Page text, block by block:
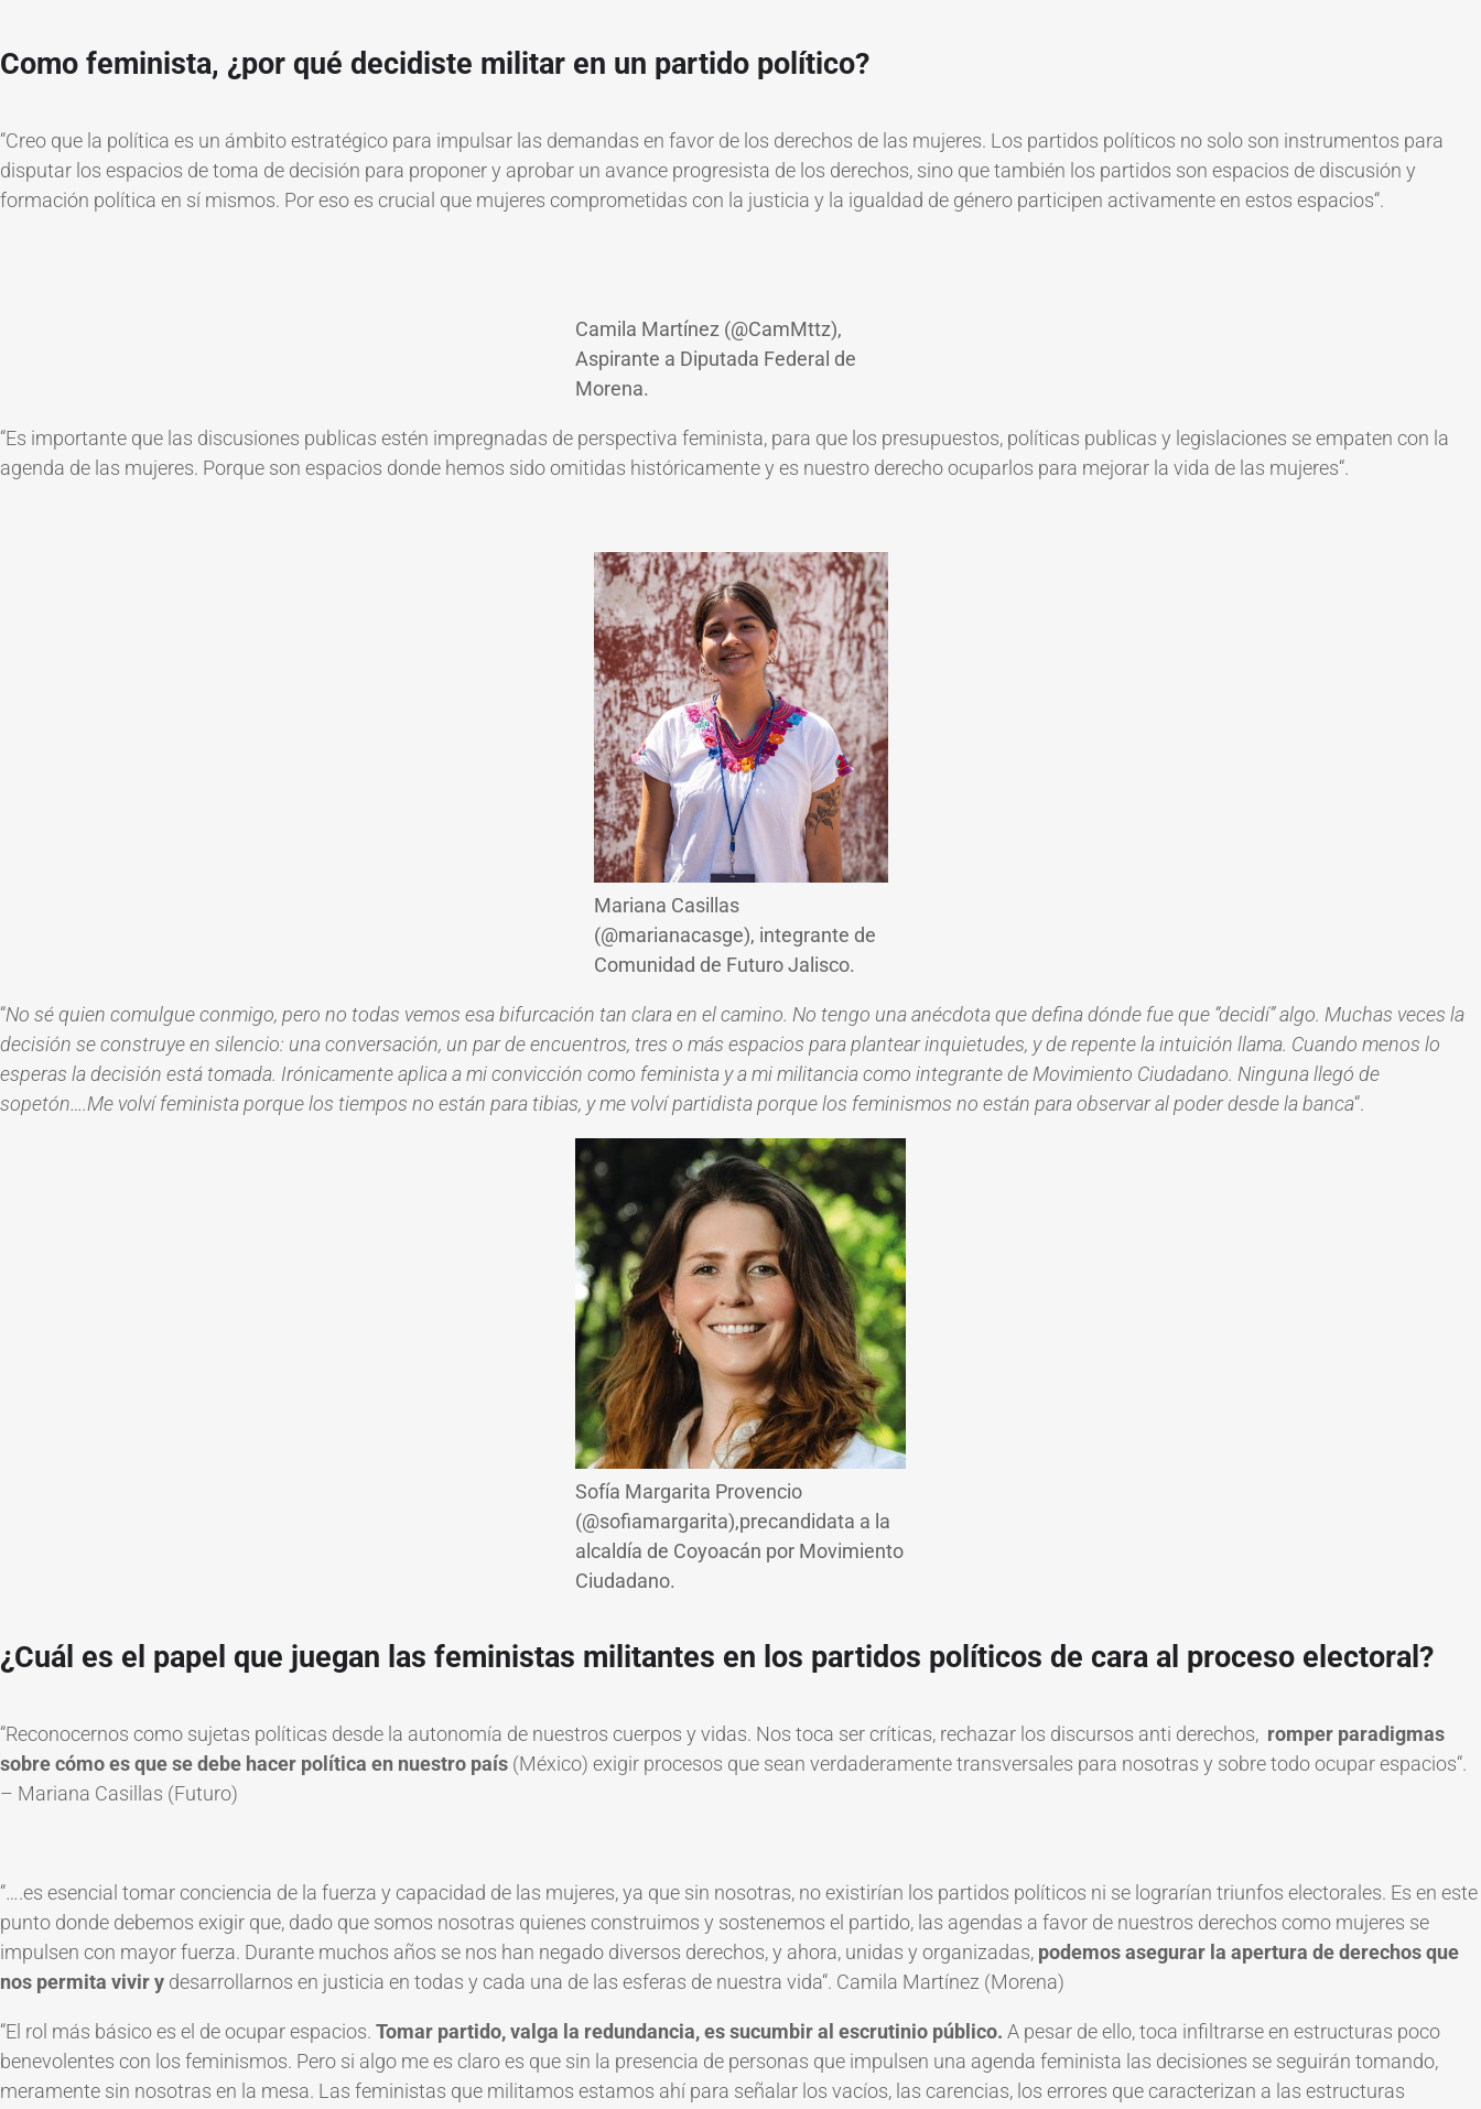
Como feminista, ¿por qué decidiste militar en un partido político?
“Creo que la política es un ámbito estratégico para impulsar las demandas en favor de los derechos de las mujeres. Los partidos políticos no solo son instrumentos para
disputar los espacios de toma de decisión para proponer y aprobar un avance progresista de los derechos, sino que también los partidos son espacios de discusión y
formación política en sí mismos. Por eso es crucial que mujeres comprometidas con la justicia y la igualdad de género participen activamente en estos espacios“.
Camila Martínez (@CamMttz),
Aspirante a Diputada Federal de
Morena.
“Es importante que las discusiones publicas estén impregnadas de perspectiva feminista, para que los presupuestos, políticas publicas y legislaciones se empaten con la
agenda de las mujeres. Porque son espacios donde hemos sido omitidas históricamente y es nuestro derecho ocuparlos para mejorar la vida de las mujeres“.
Mariana Casillas
(@marianacasge), integrante de
Comunidad de Futuro Jalisco.
“No sé quien comulgue conmigo, pero no todas vemos esa bifurcación tan clara en el camino. No tengo una anécdota que defina dónde fue que “decidí” algo. Muchas veces la
decisión se construye en silencio: una conversación, un par de encuentros, tres o más espacios para plantear inquietudes, y de repente la intuición llama. Cuando menos lo
esperas la decisión está tomada. Irónicamente aplica a mi convicción como feminista y a mi militancia como integrante de Movimiento Ciudadano. Ninguna llegó de
sopetón….Me volví feminista porque los tiempos no están para tibias, y me volví partidista porque los feminismos no están para observar al poder desde la banca“.
Sofía Margarita Provencio
(@sofiamargarita),precandidata a la
alcaldía de Coyoacán por Movimiento
Ciudadano.
¿Cuál es el papel que juegan las feministas militantes en los partidos políticos de cara al proceso electoral?
“Reconocernos como sujetas políticas desde la autonomía de nuestros cuerpos y vidas. Nos toca ser críticas, rechazar los discursos anti derechos, romper paradigmas
sobre cómo es que se debe hacer política en nuestro país (México) exigir procesos que sean verdaderamente transversales para nosotras y sobre todo ocupar espacios“.
– Mariana Casillas (Futuro)
“….es esencial tomar conciencia de la fuerza y capacidad de las mujeres, ya que sin nosotras, no existirían los partidos políticos ni se lograrían triunfos electorales. Es en este
punto donde debemos exigir que, dado que somos nosotras quienes construimos y sostenemos el partido, las agendas a favor de nuestros derechos como mujeres se
impulsen con mayor fuerza. Durante muchos años se nos han negado diversos derechos, y ahora, unidas y organizadas, podemos asegurar la apertura de derechos que
nos permita vivir y desarrollarnos en justicia en todas y cada una de las esferas de nuestra vida“. Camila Martínez (Morena)
“El rol más básico es el de ocupar espacios. Tomar partido, valga la redundancia, es sucumbir al escrutinio público. A pesar de ello, toca infiltrarse en estructuras poco
benevolentes con los feminismos. Pero si algo me es claro es que sin la presencia de personas que impulsen una agenda feminista las decisiones se seguirán tomando,
meramente sin nosotras en la mesa. Las feministas que militamos estamos ahí para señalar los vacíos, las carencias, los errores que caracterizan a las estructuras